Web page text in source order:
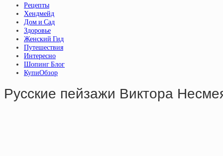
Рецепты
Хендмейд
Дом и Сад
Здоровье
Женский Гид
Путешествия
Интересно
Шопинг Блог
КупиОбзор
Русские пейзажи Виктора